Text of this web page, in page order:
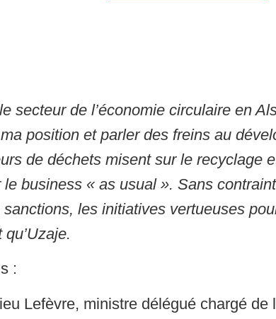
secteur de l’économie circulaire en
position et parler des freins au
de déchets misent sur le recyclage
business « as usual ». Sans
les initiatives vertueuses
:
Lefèvre, ministre délégué chargé